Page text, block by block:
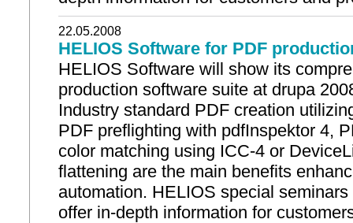
22.05.2008
HELIOS Software for PDF
HELIOS Software will show its
production software suite at drupa
Industry standard PDF creation
PDF preflighting with pdfInspektor 4,
color matching using ICC-4 or
flattening are the main benefits
automation. HELIOS special
offer in-depth information for